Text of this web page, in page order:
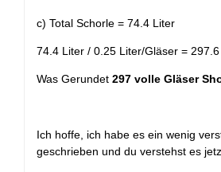
c) Total Schorle = 74.4 Liter
74.4 Liter / 0.25 Liter/Gläser =
Was Gerundet 297 volle Gläser
Ich hoffe, ich habe es ein wenig
geschrieben und du verstehst es